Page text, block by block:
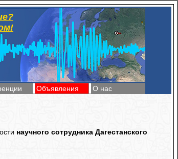
Объявления О нас
научного сотрудника Дагестанского